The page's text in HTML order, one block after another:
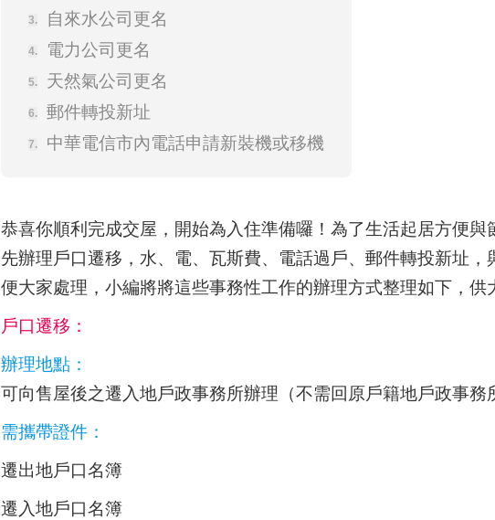
自來水公司更名
電力公司更名
天然氣公司更名
郵件轉投新址
中華電信市內電話申請新裝機或移機
恭喜你順利完成交屋，開始為入住準備囉！為了生活起居方便與
先辦理戶口遷移，水、電、瓦斯費、電話過戶、郵件轉投新址
便大家處理，小編將將這些事務性工作的辦理方式整理如下，供
戶口遷移：
辦理地點：
可向售屋後之遷入地戶政事務所辦理（不需回原戶籍地戶政事務
需攜帶證件：
遷出地戶口名簿
遷入地戶口名簿